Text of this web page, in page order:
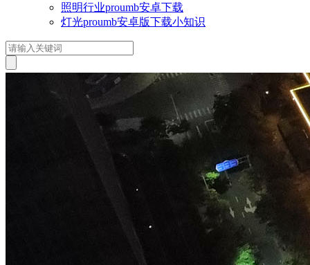
照明行业proumb安卓下载
灯光proumb安卓版下载小知识